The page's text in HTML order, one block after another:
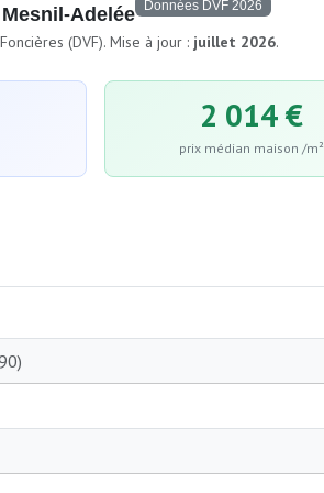
Adelée Données DVF 2026
(DVF). Mise à jour : juillet 2026.
2 014 €
prix médian maison /m²